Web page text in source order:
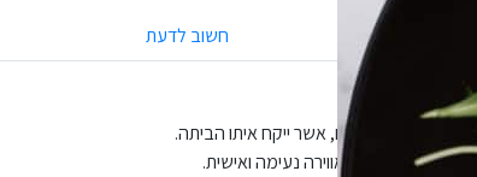
חשוב לדעת
ירוק וקסום, אשר ייקח איתו הביתה.
המשתתפים ובאווירה נעימה ואישית.